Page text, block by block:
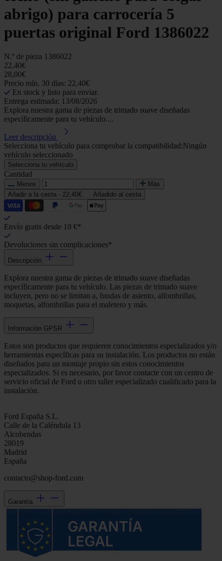
abrigo) para carrocería 5
puertas original Ford 1386022
N.º de pieza 1386022
22,40€
28,00€
Precio mín. 30 días: 22,40€
En stock y listo para enviar.
Entrega estimada: 13/08/2026
Explora nuestra gama de piezas de trimado suave diseñadas
específicamente para tu vehículo....
Leer descripción
Selecciona tu vehículo para comprobar la compatibilidad:Ningún
vehículo seleccionado
Selecciona tu vehículo
Cantidad
Menos
Más
Añadir a la cesta - 22,40€ Añadido al cesta
Envío gratis desde 10 €*
Devoluciones sin complicaciones*
Descripción
Explora nuestra gama de piezas de trimado suave diseñadas
específicamente para tu vehículo. Las piezas de trimado suave
incluyen, pero no se limitan a, fundas de asiento, alfombrillas,
moquetas, alfombrillas para el maletero y más.
Información GPSR
Estos son productos que requieren conocimientos especializados y/o
herramientas específicas para su instalación. Los productos no están
diseñados para un montaje propio sin estos conocimientos
especializados. Si es necesario, por favor contacte con un centro de
servicio oficial de Ford u otro taller especializado cualificado para la
instalación.
Ford España S.L.
Calle de la Caléndula 13
Alcobendas
28019
Madrid
España
contacto@shop-ford.com
Garantía